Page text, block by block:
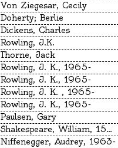
Von Ziegesar, Cecily
Doherty; Berlie
Dickens, Charles
Rowling, J.K.
Thorne, Jack
Rowling, J. K., 1965-
Rowling, J. K., 1965-
Rowling, J. K. , 1965-
Rowling, J. K., 1965-
Paulsen, Gary
Shakespeare, William, 1564-1616
Niffenegger, Audrey, 1963-